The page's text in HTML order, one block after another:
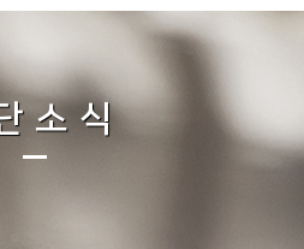
소식